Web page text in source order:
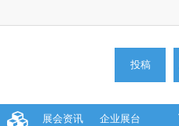
投稿
展会资讯
企业展台